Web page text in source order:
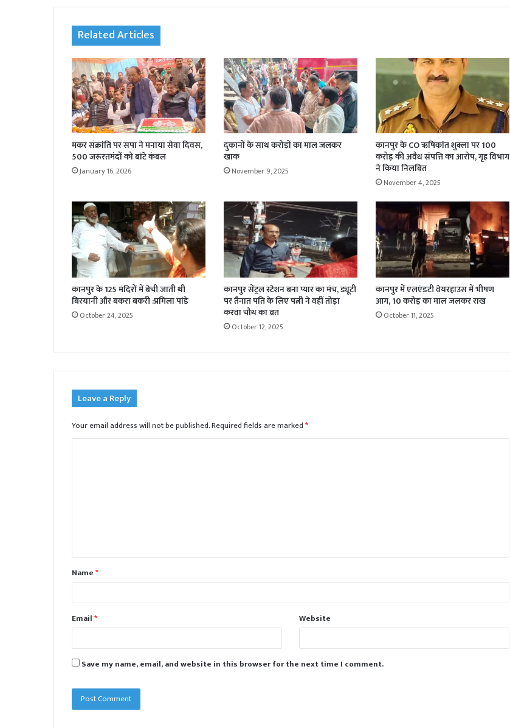
Related Articles
मकर संक्रांति पर सपा ने मनाया सेवा दिवस,
500 जरूरतमंदों को बांटे कंबल
January 16, 2026
दुकानों के साथ करोड़ों का माल जलकर
खाक
November 9, 2025
कानपुर के CO ऋषिकांत शुक्ला पर 100
करोड़ की अवैध संपत्ति का आरोप, गृह विभाग
ने किया निलंबित
November 4, 2025
कानपुर के 125 मंदिरों में बेची जाती थी
बिरयानी और बकरा बकरी :प्रमिला पांडे
October 24, 2025
कानपुर सेंट्रल स्टेशन बना प्यार का मंच, ड्यूटी
पर तैनात पति के लिए पत्नी ने वहीं तोड़ा
करवा चौथ का व्रत
October 12, 2025
कानपुर में एलएंडटी वेयरहाउस में भीषण
आग, 10 करोड़ का माल जलकर राख
October 11, 2025
Leave a Reply
Your email address will not be published.Required fields are marked*
t
*Name*
Email* Website
Save my name, email, and website in this browser for the next time I comment.